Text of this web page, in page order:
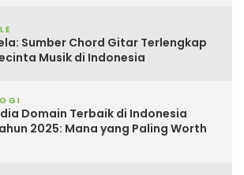
Sumber Chord Gitar Terlengkap
Musik di Indonesia
Domain Terbaik di Indonesia
2025: Mana yang Paling Worth